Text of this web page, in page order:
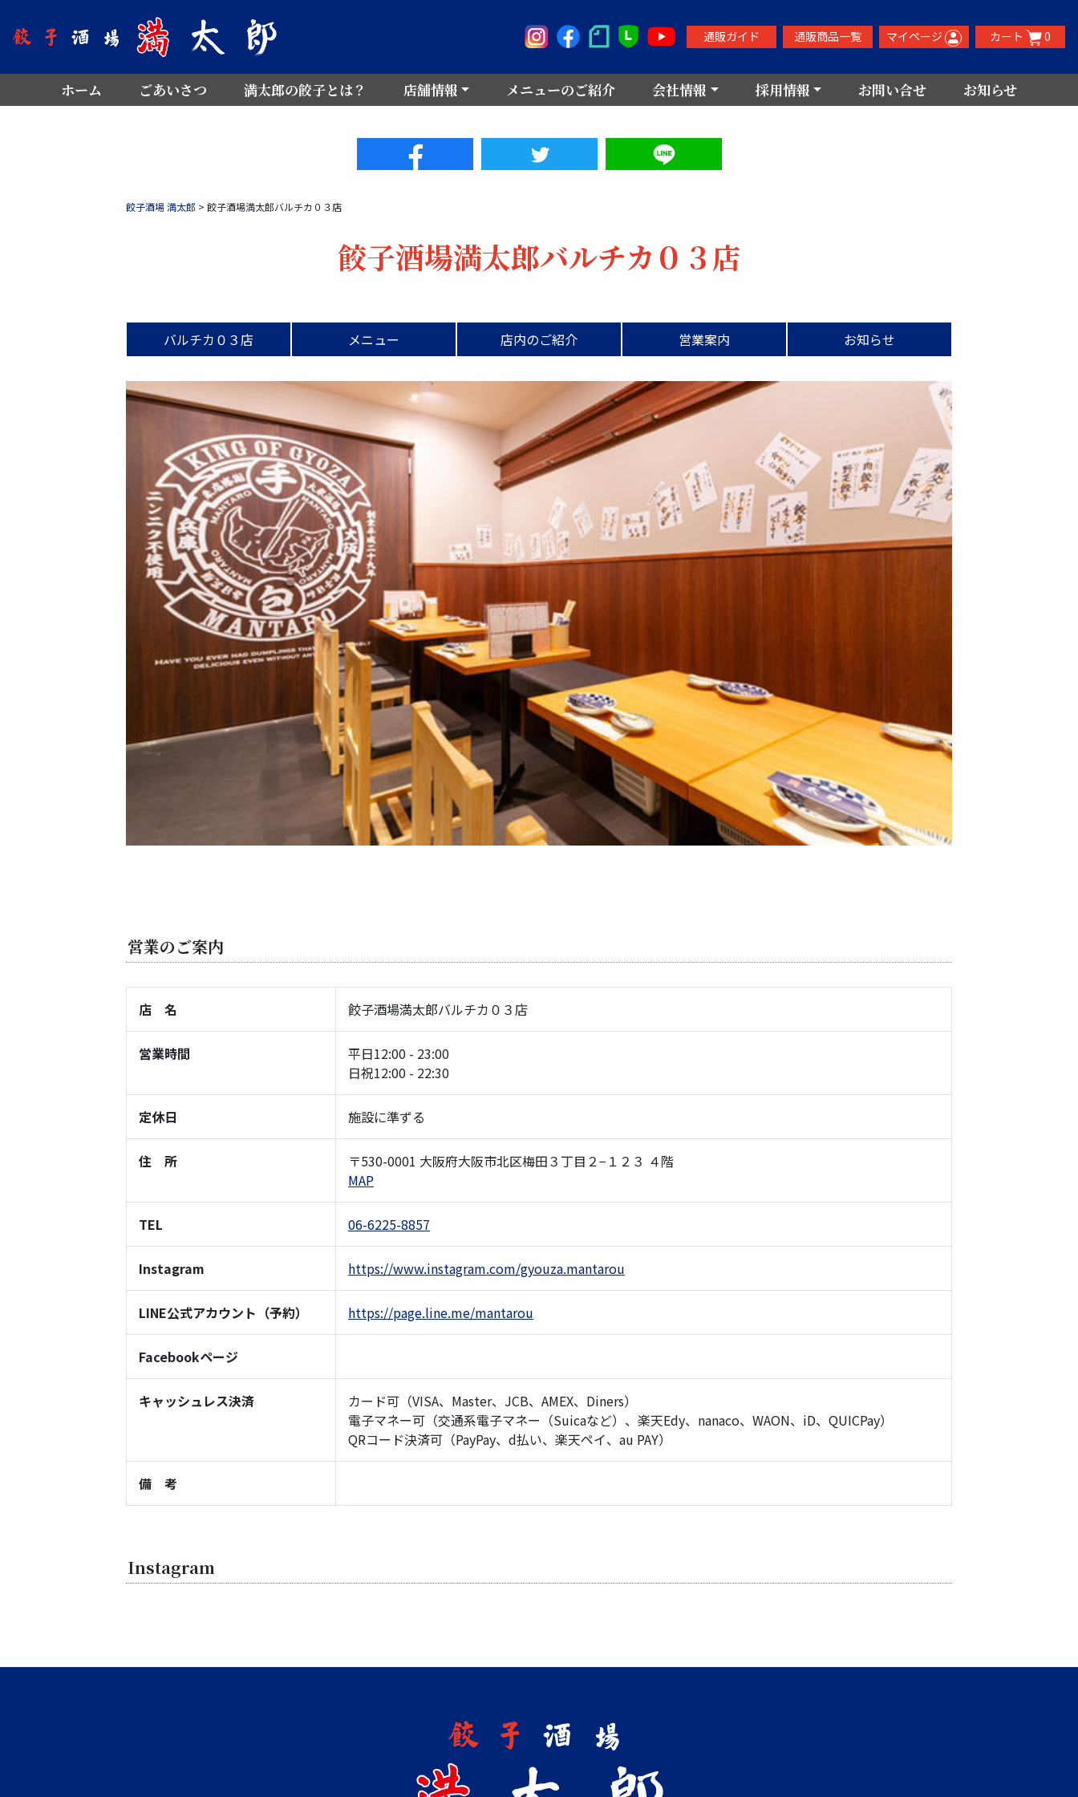
通販ガイド 通販商品一覧 マイページ カート 0
ホーム ごあいさつ 満太郎の餃子とは？ 店舗情報 メニューのご紹介 会社情報 採用情報 お問い合せ お知らせ
餃子酒場 満太郎 > 餃子酒場満太郎バルチカ０３店
餃子酒場満太郎バルチカ０３店
バルチカ０３店 メニュー 店内のご紹介 営業案内 お知らせ
営業のご案内
店 名 餃子酒場満太郎バルチカ０３店
営業時間
平日12:00 - 23:00
日祝12:00 - 22:30
定休日 施設に準ずる
住 所
〒530-0001 大阪府大阪市北区梅田３丁目２−１２３ ４階
MAP
TEL 06-6225-8857
Instagram https://www.instagram.com/gyouza.mantarou
LINE公式アカウント（予約） https://page.line.me/mantarou
Facebookページ
キャッシュレス決済
カード可（VISA、Master、JCB、AMEX、Diners）
電子マネー可（交通系電子マネー（Suicaなど）、楽天Edy、nanaco、WAON、iD、QUICPay）
QRコード決済可（PayPay、d払い、楽天ペイ、au PAY）
備 考
Instagram